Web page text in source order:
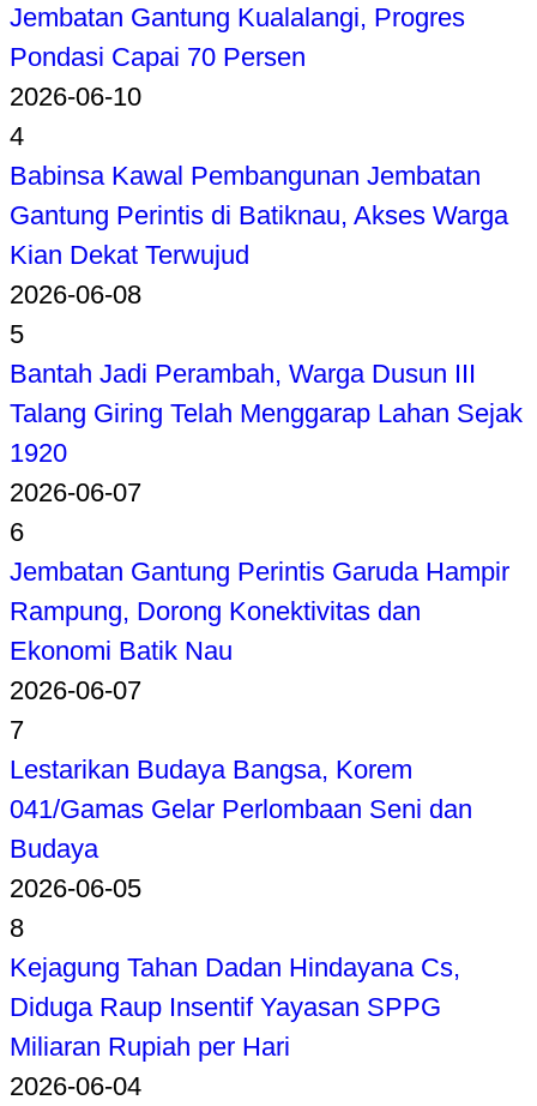
Jembatan Gantung Kualalangi, Progres
Pondasi Capai 70 Persen
2026-06-10
4
Babinsa Kawal Pembangunan Jembatan
Gantung Perintis di Batiknau, Akses Warga
Kian Dekat Terwujud
2026-06-08
5
Bantah Jadi Perambah, Warga Dusun III
Talang Giring Telah Menggarap Lahan Sejak
1920
2026-06-07
6
Jembatan Gantung Perintis Garuda Hampir
Rampung, Dorong Konektivitas dan
Ekonomi Batik Nau
2026-06-07
7
Lestarikan Budaya Bangsa, Korem
041/Gamas Gelar Perlombaan Seni dan
Budaya
2026-06-05
8
Kejagung Tahan Dadan Hindayana Cs,
Diduga Raup Insentif Yayasan SPPG
Miliaran Rupiah per Hari
2026-06-04